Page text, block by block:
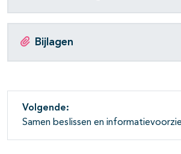
Bijlagen
Volgende:
Samen beslissen en